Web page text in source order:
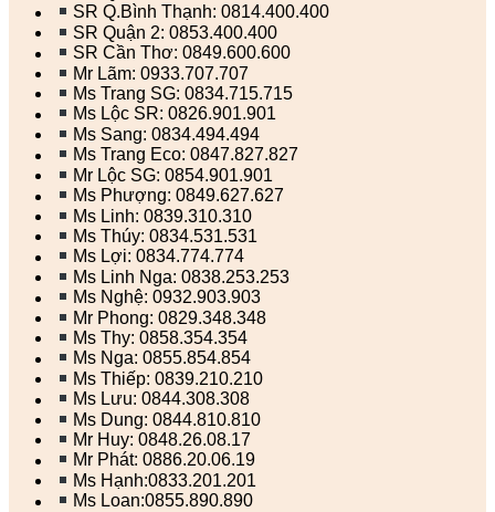
SR Q.Bình Thạnh: 0814.400.400
SR Quận 2: 0853.400.400
SR Cần Thơ: 0849.600.600
Mr Lãm: 0933.707.707
Ms Trang SG: 0834.715.715
Ms Lộc SR: 0826.901.901
Ms Sang: 0834.494.494
Ms Trang Eco: 0847.827.827
Mr Lộc SG: 0854.901.901
Ms Phượng: 0849.627.627
Ms Linh: 0839.310.310
Ms Thúy: 0834.531.531
Ms Lợi: 0834.774.774
Ms Linh Nga: 0838.253.253
Ms Nghệ: 0932.903.903
Mr Phong: 0829.348.348
Ms Thy: 0858.354.354
Ms Nga: 0855.854.854
Ms Thiếp: 0839.210.210
Ms Lưu: 0844.308.308
Ms Dung: 0844.810.810
Mr Huy: 0848.26.08.17
Mr Phát: 0886.20.06.19
Ms Hạnh:0833.201.201
Ms Loan:0855.890.890